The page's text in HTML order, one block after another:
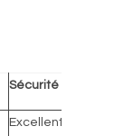
Sécurité
Excellent